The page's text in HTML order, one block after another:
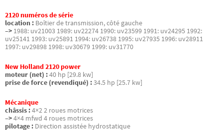
2120 numéros de série
location : Boîtier de transmission, côté gauche
–> 1988: uv21003 1989: uv22274 1990: uv23599 1991: uv24295 1992:
uv25141 1993: uv25891 1994: uv26738 1995: uv27935 1996: uv28911
1997: uv29898 1998: uv30679 1999: uv31770
New Holland 2120 power
moteur (net) :40 hp [29.8 kw]
prise de force (revendiqué) :34.5 hp [25.7 kw]
Mécanique
châssis :4×2 2 roues motrices
–>4×4 mfwd 4 roues motrices
pilotage : Direction assistée hydrostatique